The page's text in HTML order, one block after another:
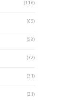
(116)
(65)
(58)
(32)
(31)
(21)